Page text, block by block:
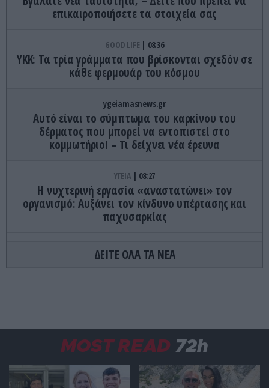
επικαιροποιήσετε τα στοιχεία σας
GOOD LIFE 08:36
YKK: Τα τρία γράμματα που βρίσκονται σχεδόν σε
κάθε φερμουάρ του κόσμου
ygeiamasnews.gr
Αυτό είναι το σύμπτωμα του καρκίνου του
δέρματος που μπορεί να εντοπιστεί στο
κομμωτήριο! – Τι δείχνει νέα έρευνα
ΥΓΕΙΑ 08:27
Η νυχτερινή εργασία «αναστατώνει» τον
οργανισμό: Αυξάνει τον κίνδυνο υπέρτασης και
παχυσαρκίας
ΚΙΝΗΜΑΤΟΓΡΑΦΟΣ 08:24
Γιατί οι περισσότερες ταινίες διαρκούν περίπου
AUTO - MOTO 08:16
Αλλάζουν τα δεδομένα στους δρόμους: Στο
ΔΕΙΤΕ ΟΛΑ ΤΑ ΝΕΑ
MOST READ 72h